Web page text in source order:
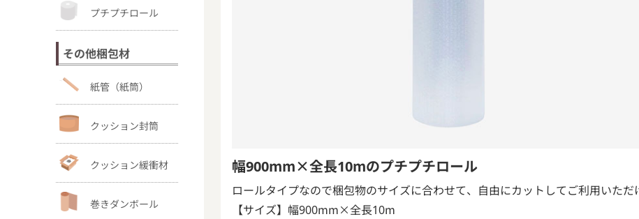
プチプチロール
その他梱包材
紙管（紙筒）
クッション封筒
クッション緩衝材
巻きダンボール
幅900mm×全長10mのプチプチロール
ロールタイプなので梱包物のサイズに合わせて、自由にカットしてご利用いただ
【サイズ】幅900mm×全長10m